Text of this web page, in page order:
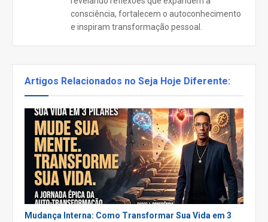
consciência, fortalecem o autoconhecimento
e inspiram transformação pessoal.
Artigos Relacionados no Seja Hoje Diferente:
Mudança Interna: Como Transformar Sua Vida em 3